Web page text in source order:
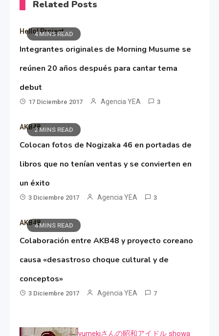
Related Posts
4 MINS READ
Hello! Project
Integrantes originales de Morning Musume se
reúnen 20 años después para cantar tema
debut
17 Diciembre 2017 Agencia YEA 3
2 MINS READ
AKB48
Colocan fotos de Nogizaka 46 en portadas de
libros que no tenían ventas y se convierten en
un éxito
3 Diciembre 2017 Agencia YEA 3
4 MINS READ
AKB48
Colaboración entre AKB48 y proyecto coreano
causa «desastroso choque cultural y de
conceptos»
3 Diciembre 2017 Agencia YEA 7
yumekiさんの昭和アイドル showa